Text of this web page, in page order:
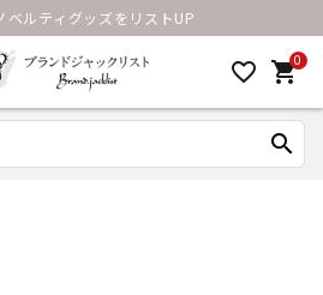
ベルティグッズをリストUP
favorite_border 0
shopping_cart
search